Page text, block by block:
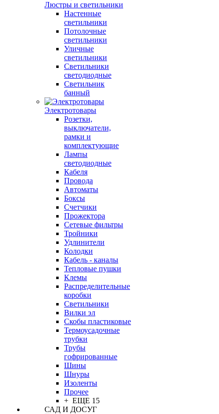
Люстры и светильники
Настенные
светильники
Потолочные
светильники
Уличные
светильники
Светильники
светодиодные
Светильник
банный
Электротовары
Розетки,
выключатели,
рамки и
комплектующие
Лампы
светодиодные
Кабеля
Провода
Автоматы
Боксы
Счетчики
Прожектора
Сетевые фильтры
Тройники
Удлинители
Колодки
Кабель - каналы
Тепловые пушки
Клемы
Распределительные
коробки
Светильники
Вилки эл
Скобы пластиковые
Термоусадочные
трубки
Трубы
гофрированные
Шины
Шнуры
Изоленты
Прочее
+ ЕЩЕ 15
САД И ДОСУГ